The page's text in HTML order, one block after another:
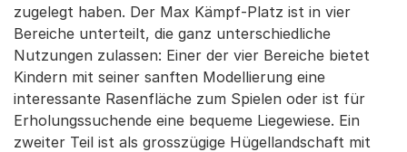
zugelegt haben. Der Max Kämpf-Platz ist in vier
Bereiche unterteilt, die ganz unterschiedliche
Nutzungen zulassen: Einer der vier Bereiche bietet
Kindern mit seiner sanften Modellierung eine
interessante Rasenfläche zum Spielen oder ist für
Erholungssuchende eine bequeme Liegewiese. Ein
zweiter Teil ist als grosszügige Hügellandschaft mit